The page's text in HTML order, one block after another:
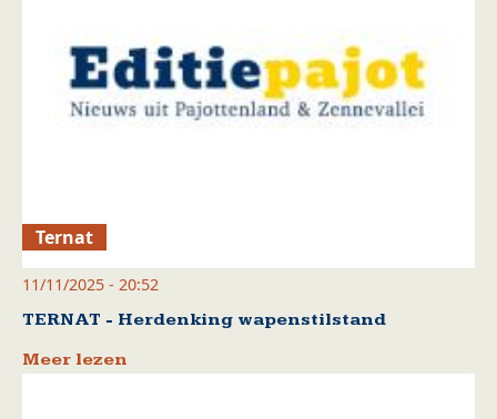
Ternat
11/11/2025 - 20:52
TERNAT - Herdenking wapenstilstand
Meer lezen